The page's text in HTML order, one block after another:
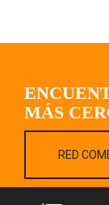
MÁS
RED